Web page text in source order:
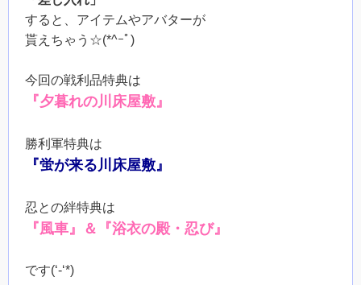
すると、アイテムやアバターが
貰えちゃう☆(*^ｰﾟ)
今回の戦利品特典は
『夕暮れの川床屋敷』
勝利軍特典は
『蛍が来る川床屋敷』
忍との絆特典は
『風車』＆『浴衣の殿・忍び』
です(‘-‘*)